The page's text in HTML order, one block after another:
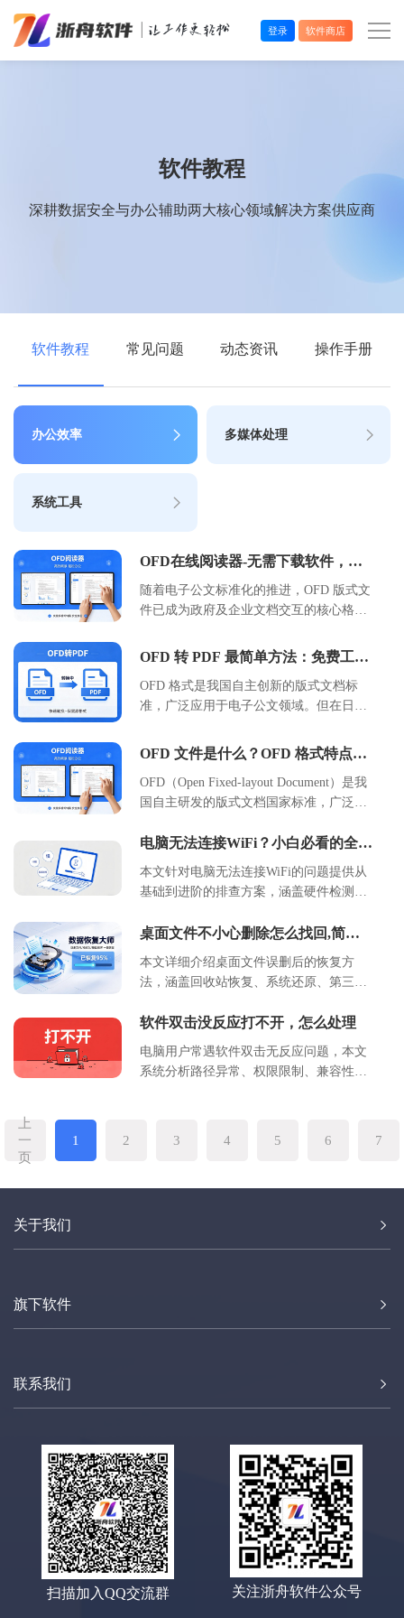
登录 软件商店
软件教程
深耕数据安全与办公辅助两大核心领域解决方案供应商
软件教程 常见问题 动态资讯 操作手册
办公效率 多媒体处理
系统工具
OFD在线阅读器-无需下载软件，免
费在线阅读器
随着电子公文标准化的推进，OFD 版式文
件已成为政府及企业文档交互的核心格
在线预览的必要性，并重点教程如何使用
浙舟软件提供的 OFDView 工具
（https://www.zhezhou.cn/ofdview）实现快
速、安全的在线阅读。文章涵盖了从基础
统本地打开与在线预览的优劣，并分析了
安装插件即可在浏览器中查看 OFD 文件
的高效方法，提升文档处理效率与安全
OFD 转 PDF 最简单方法：免费工具
与操作步骤详解
OFD 格式是我国自主创新的版式文档标
准，广泛应用于电子公文领域。但在日常
如何使用浙舟 OFD 转换工具，免费、安
全地将 OFD 文件转为 PDF。无需复杂配
置，三步即可完成转换，保留原文档排版
与印章有效性，适合财务、行政及法务人
OFD 文件是什么？OFD 格式特点与
OFD（Open Fixed-layout Document）是我
国自主研发的版式文档国家标准，广泛应
景。本文详细解析 OFD 文件的定义、核
操作方法，帮助用户全面理解国产版式文
档的标准与价值，助力企业实现文档安全
电脑无法连接WiFi？小白必看的全面
排查与手动修复指南
本文针对电脑无法连接WiFi的问题提供从
基础到进阶的排查方案，涵盖硬件检测、
等环节。通过逐步验证法帮助用户定位问
例及常见错误代码解析，适用于
Windows/Mac/Linux三大操作系统环境。
桌面文件不小心删除怎么找回,简易
恢复方法
本文详细介绍桌面文件误删后的恢复方
法，涵盖回收站恢复、系统还原、第三方
用户快速定位问题根源，掌握不同场景下
重要性。
软件双击没反应打不开，怎么处理
电脑用户常遇软件双击无反应问题，本文
系统分析路径异常、权限限制、兼容性冲
境，帮助非技术用户通过标准化流程解决
上
一
页
1 2 3 4 5 6 7
关于我们
旗下软件
联系我们
扫描加入QQ交流群 关注浙舟软件公众号